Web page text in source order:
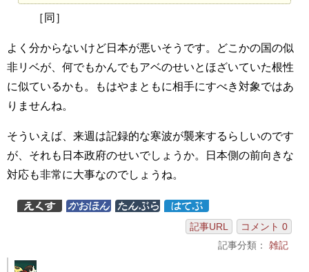
［同］
よく分からないけど日本が悪いそうです。どこかの国の似
非リベが、何でもかんでもアベのせいとほざいていた根性
に似ているかも。もはやまともに相手にすべき対象ではあ
りませんね。
そういえば、来週は記録的な寒波が襲来するらしいのです
が、それも日本政府のせいでしょうか。日本側の前向きな
対応も非常に大事なのでしょうね。
記事URL
コメント 0
記事分類： 雑記